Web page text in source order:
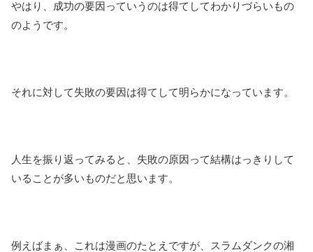
やはり、成功の要因っていうのは得てしてわかりづらいもの
のようです。
それに対して失敗の要因は得てして明らかになっています。
人生を振り返ってみると、失敗の原因って結構はっきりして
いることが多いものだと思います。
例えばまぁ、これは漫画のたとえですが、スラムダンクの湘